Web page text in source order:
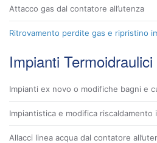
Attacco gas dal contatore all’utenza
Ritrovamento perdite gas e ripristino
Impianti
Impianti ex novo o modifiche bagni e
Impiantistica e modifica riscaldamento
Allacci linea acqua dal contatore